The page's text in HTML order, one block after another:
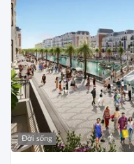
Đời sống